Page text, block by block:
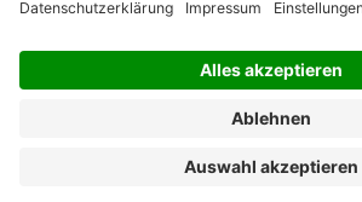
Über Mensch und Maschine (10)